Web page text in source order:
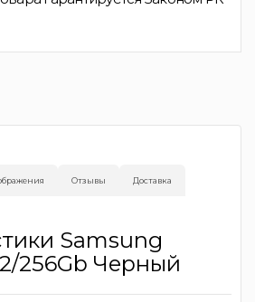
Отзывы Доставка
Samsung
256Gb Черный